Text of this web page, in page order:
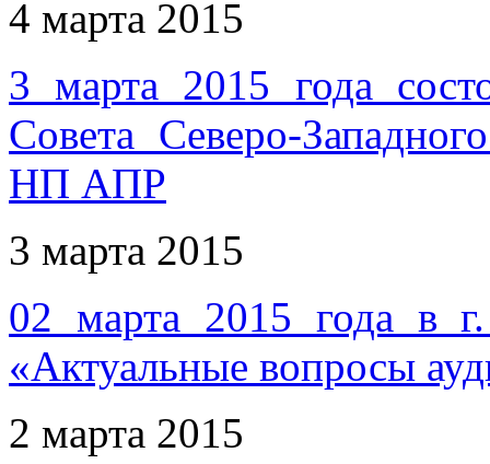
4 марта 2015
3 марта 2015 года
Совета Северо-
НП АПР
3 марта 2015
02 марта 2015 года в
«Актуальные вопросы
2 марта 2015